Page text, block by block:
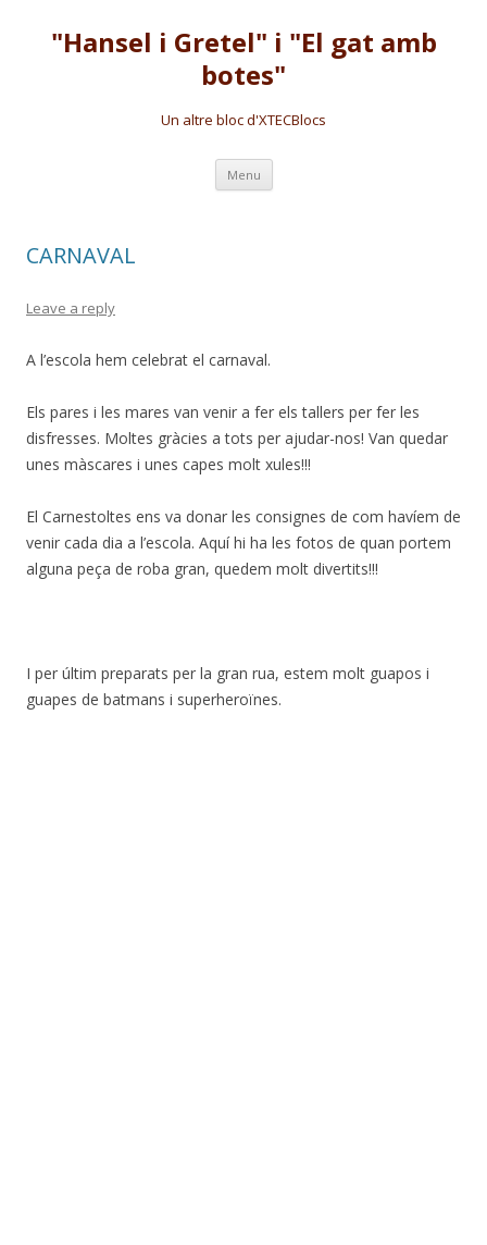
"Hansel i Gretel" i "El gat amb
botes"
Un altre bloc d'XTECBlocs
Menu Skip
content
CARNAVAL
Leave a reply
A l’escola hem celebrat el carnaval.
Els pares i les mares van venir a fer els tallers per fer les
disfresses. Moltes gràcies a tots per ajudar-nos! Van quedar
unes màscares i unes capes molt xules!!!
El Carnestoltes ens va donar les consignes de com havíem de
venir cada dia a l’escola. Aquí hi ha les fotos de quan portem
alguna peça de roba gran, quedem molt divertits!!!
I per últim preparats per la gran rua, estem molt guapos i
guapes de batmans i superheroïnes.